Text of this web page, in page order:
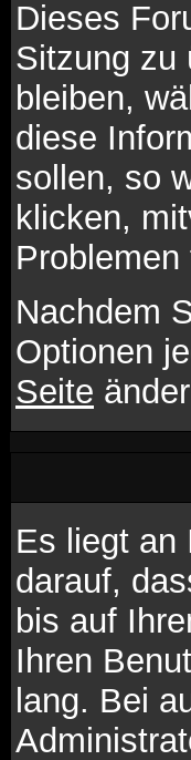
Dieses
Sitzung zu
bleiben,
diese
sollen, so
klicken,
Nachdem
Optionen
Seite
Es liegt an
darauf,
bis auf
Ihren
lang. Bei